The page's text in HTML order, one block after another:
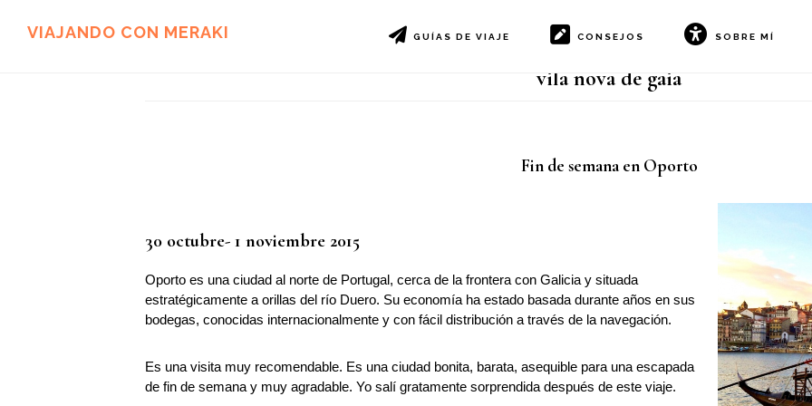
VIAJANDO CON MERAKI GUÍAS DE VIAJE CONSEJOS SOBRE MÍ
vila nova de gaia
Fin de semana en Oporto
30 octubre- 1 noviembre 2015
Oporto es una ciudad al norte de Portugal, cerca de la frontera con Galicia y situada
estratégicamente a orillas del río Duero. Su economía ha estado basada durante años en sus
bodegas, conocidas internacionalmente y con fácil distribución a través de la navegación.
Es una visita muy recomendable. Es una ciudad bonita, barata, asequible para una escapada
de fin de semana y muy agradable. Yo salí gratamente sorprendida después de este viaje.